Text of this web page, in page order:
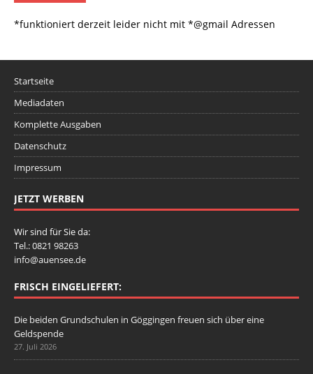
*funktioniert derzeit leider nicht mit *@gmail Adressen
Startseite
Mediadaten
Komplette Ausgaben
Datenschutz
Impressum
JETZT WERBEN
Wir sind für Sie da:
Tel.: 0821 98263
info@auensee.de
FRISCH EINGELIEFERT:
Die beiden Grundschulen in Göggingen freuen sich über eine
Geldspende
27. Juli 2026